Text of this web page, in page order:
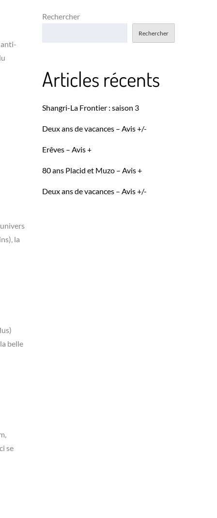
anti-
la
belle
se
Rechercher
Rechercher
Articles récents
Shangri-La Frontier : saison 3
Deux ans de vacances – Avis +/-
Erêves – Avis +
80 ans Placid et Muzo – Avis +
Deux ans de vacances – Avis +/-